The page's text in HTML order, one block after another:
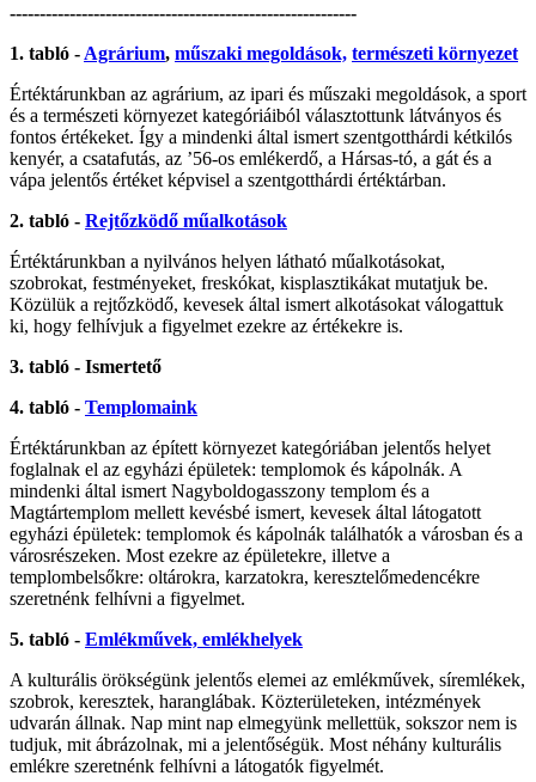
----------------------------------------------------------
1. tabló - Agrárium, műszaki megoldások, természeti környezet
Értéktárunkban az agrárium, az ipari és műszaki megoldások, a sport
és a természeti környezet kategóriáiból választottunk látványos és
fontos értékeket. Így a mindenki által ismert szentgotthárdi kétkilós
kenyér, a csatafutás, az ’56-os emlékerdő, a Hársas-tó, a gát és a
vápa jelentős értéket képvisel a szentgotthárdi értéktárban.
2. tabló - Rejtőzködő műalkotások
Értéktárunkban a nyilvános helyen látható műalkotásokat,
szobrokat, festményeket, freskókat, kisplasztikákat mutatjuk be.
Közülük a rejtőzködő, kevesek által ismert alkotásokat válogattuk
ki, hogy felhívjuk a figyelmet ezekre az értékekre is.
3. tabló - Ismertető
4. tabló - Templomaink
Értéktárunkban az épített környezet kategóriában jelentős helyet
foglalnak el az egyházi épületek: templomok és kápolnák. A
mindenki által ismert Nagyboldogasszony templom és a
Magtártemplom mellett kevésbé ismert, kevesek által látogatott
egyházi épületek: templomok és kápolnák találhatók a városban és a
városrészeken. Most ezekre az épületekre, illetve a
templombelsőkre: oltárokra, karzatokra, keresztelőmedencékre
szeretnénk felhívni a figyelmet.
5. tabló - Emlékművek, emlékhelyek
A kulturális örökségünk jelentős elemei az emlékművek, síremlékek,
szobrok, keresztek, haranglábak. Közterületeken, intézmények
udvarán állnak. Nap mint nap elmegyünk mellettük, sokszor nem is
tudjuk, mit ábrázolnak, mi a jelentőségük. Most néhány kulturális
emlékre szeretnénk felhívni a látogatók figyelmét.